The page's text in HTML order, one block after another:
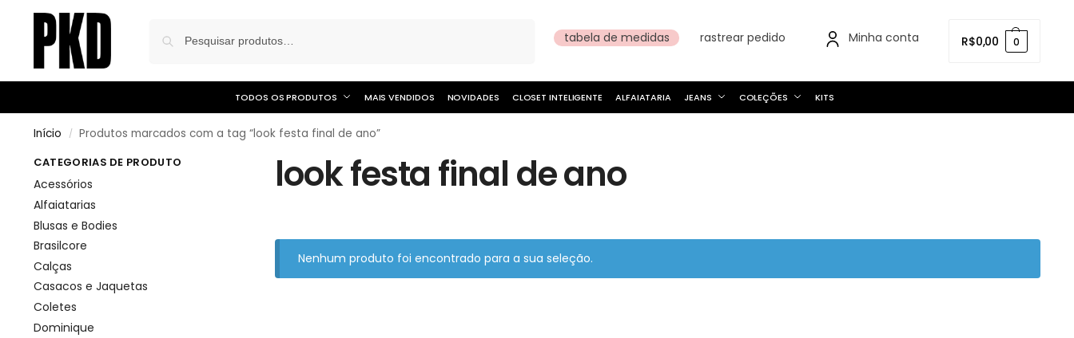
tabela de medidas rastrear pedido Minha conta R$0,00 0
TODOS OS PRODUTOS MAIS VENDIDOS NOVIDADES CLOSET INTELIGENTE ALFAIATARIA JEANS COLEÇÕES KITS
Início / Produtos marcados com a tag “look festa final de ano”
look festa final de ano
Nenhum produto foi encontrado para a sua seleção.
CATEGORIAS DE PRODUTO
Acessórios
Alfaiatarias
Blusas e Bodies
Brasilcore
Calças
Casacos e Jaquetas
Coletes
Dominique